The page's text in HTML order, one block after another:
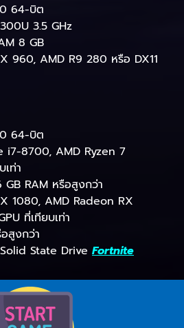
64-บิต
3.5 GHz
8 GB
960, AMD R9 280 หรือ DX11
64-บิต
i7-8700, AMD Ryzen 7
ท่า
GB RAM หรือสูงกว่า
1080, AMD Radeon RX
ที่เทียบเท่า
สูงกว่า
State Drive Fortnite